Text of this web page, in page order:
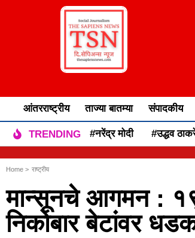
आंतरराष्ट्रीय ताज्या बातम्या संपादकीय
TRENDING #नरेंद्र मोदी #उद्धव
Home > राष्ट्रीय
मान्सूनचे आगमन :
निकोबार बेटांवर